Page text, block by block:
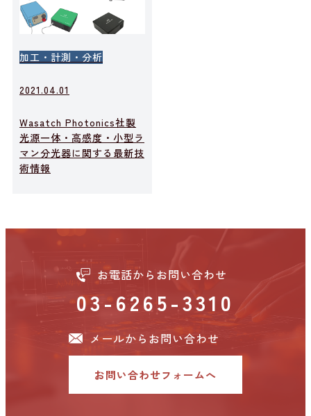
加工・計測・分析
2021.04.01
Wasatch Photonics社製
光源一体・高感度・小型ラ
マン分光器に関する最新技
術情報
お電話からお問い合わせ
03-6265-3310
メールからお問い合わせ
お問い合わせフォームへ